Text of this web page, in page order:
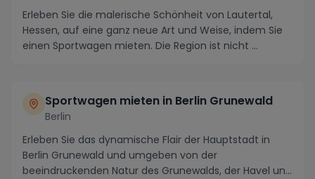
Erleben Sie die malerische Schönheit von Lautertal,
Hessen, auf eine ganz neue Art und Weise, indem Sie
einen Sportwagen mieten. Die Region ist nicht ...
Sportwagen mieten in Berlin Grunewald
Berlin
Erleben Sie das dynamische Flair der Hauptstadt in
Berlin Grunewald und umgeben von der
beeindruckenden Natur des Grunewalds, der Havel und